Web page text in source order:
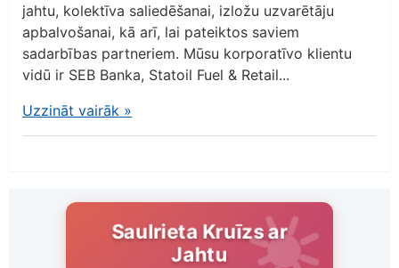
jahtu, kolektīva saliedēšanai, izložu uzvarētāju
apbalvošanai, kā arī, lai pateiktos saviem
sadarbības partneriem. Mūsu korporatīvo klientu
vidū ir SEB Banka, Statoil Fuel & Retail...
Uzzināt vairāk »
Saulrieta Kruīzs ar
Jahtu